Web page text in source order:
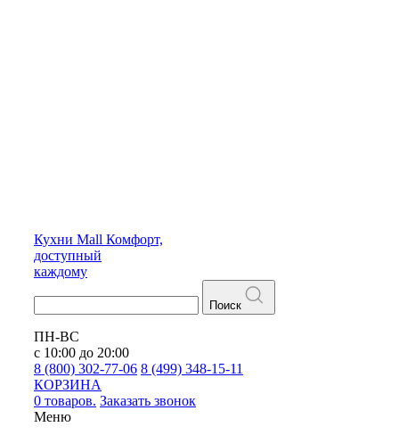
Кухни Mall Комфорт,
доступный
каждому
Поиск
ПН-ВС
с 10:00 до 20:00
8 (800) 302-77-06 8 (499) 348-15-11
КОРЗИНА
0 товаров. Заказать звонок
Меню